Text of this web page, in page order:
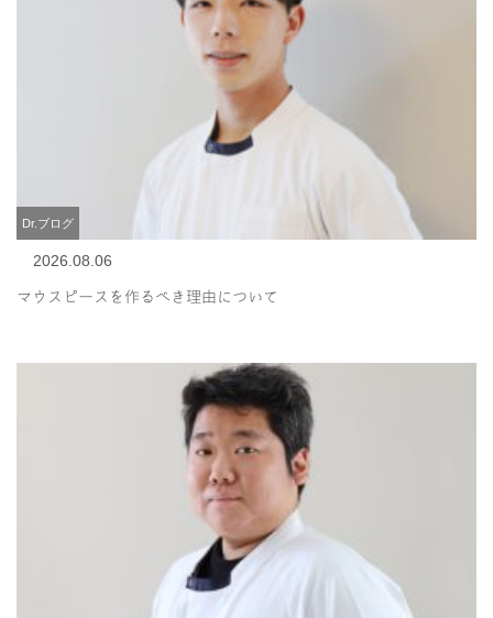
Dr.ブログ
2026.08.06
マウスピースを作るべき理由について